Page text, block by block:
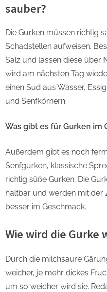
sauber?
Die Gurken müssen richtig
Schadstellen aufweisen.
Salz und lassen diese über
wird am nächsten Tag
einen Sud aus Wasser,
und Senfkörnern.
Was gibt es für Gurken im
Außerdem gibt es noch
Senfgurken, klassische
richtig süße Gurken. Die
haltbar und werden mit der
besser im Geschmack.
Wie wird die Gurke
Durch die milchsaure
weicher, je mehr dickes
um so weicher wird sie.